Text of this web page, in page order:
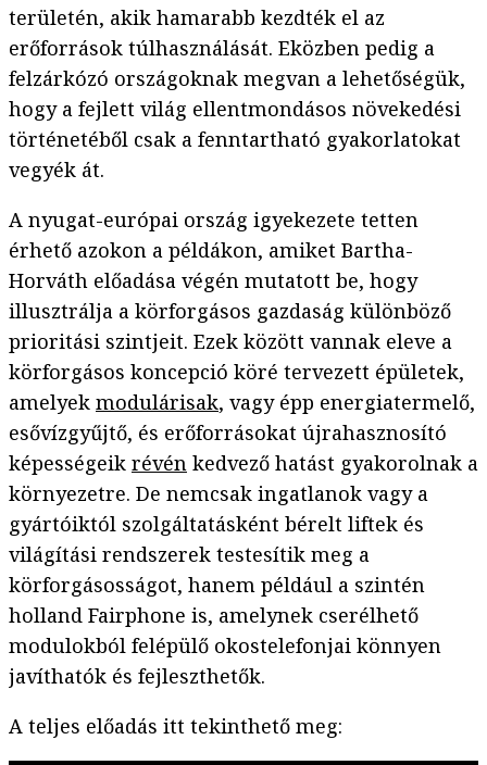
területén, akik hamarabb kezdték el az
erőforrások túlhasználását. Eközben pedig a
felzárkózó országoknak megvan a lehetőségük,
hogy a fejlett világ ellentmondásos növekedési
történetéből csak a fenntartható gyakorlatokat
vegyék át.
A nyugat-európai ország igyekezete tetten
érhető azokon a példákon, amiket Bartha-
Horváth előadása végén mutatott be, hogy
illusztrálja a körforgásos gazdaság különböző
prioritási szintjeit. Ezek között vannak eleve a
körforgásos koncepció köré tervezett épületek,
amelyek modulárisak, vagy épp energiatermelő,
esővízgyűjtő, és erőforrásokat újrahasznosító
képességeik révén kedvező hatást gyakorolnak a
környezetre. De nemcsak ingatlanok vagy a
gyártóiktól szolgáltatásként bérelt liftek és
világítási rendszerek testesítik meg a
körforgásosságot, hanem például a szintén
holland Fairphone is, amelynek cserélhető
modulokból felépülő okostelefonjai könnyen
javíthatók és fejleszthetők.
A teljes előadás itt tekinthető meg: